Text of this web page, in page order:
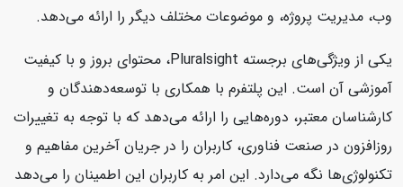
وب، مدیریت پروژه، و موضوعات مختلف دیگر را ارائه می‌دهد.
یکی از ویژگی‌های برجسته Pluralsight، محتوای بروز و با کیفیت
آموزشی آن است. این پلتفرم با همکاری با توسعه‌دهندگان و
کارشناسان معتبر، دوره‌هایی را ارائه می‌دهد که با توجه به تغییرات
روزافزون در صنعت فناوری، کاربران را در جریان آخرین مفاهیم و
تکنولوژی‌ها نگه می‌دارد. این امر به کاربران این اطمینان را می‌دهد